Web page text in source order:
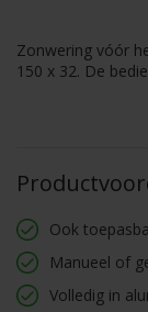
Zonwering vóór
150 x 32. De
Ook
Manueel of
Volledig in